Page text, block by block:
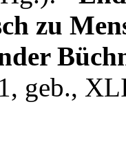
zu
geb.,